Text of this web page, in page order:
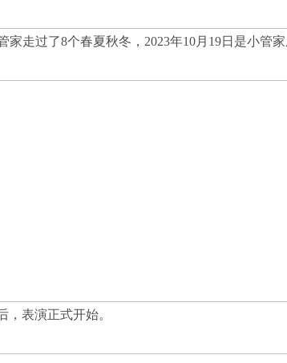
走过了8个春夏秋冬，2023年10月19日是小
表演正式开始。